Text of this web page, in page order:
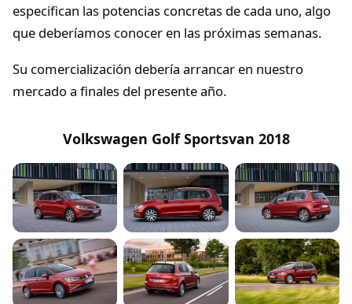
especifican las potencias concretas de cada uno, algo
que deberíamos conocer en las próximas semanas.
Su comercialización debería arrancar en nuestro
mercado a finales del presente año.
Volkswagen Golf Sportsvan 2018